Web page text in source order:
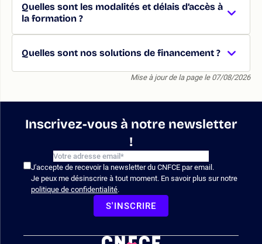
Quelles sont les modalités et délais d’accès à
la formation ?
Quelles sont nos solutions de financement ?
Mise à jour de la page le 07/08/2026
Inscrivez-vous à notre newsletter
!
J'accepte de recevoir la newsletter du CNFCE par email.
Je peux me désinscrire à tout moment. En savoir plus sur notre
politique de confidentialité.
S'INSCRIRE